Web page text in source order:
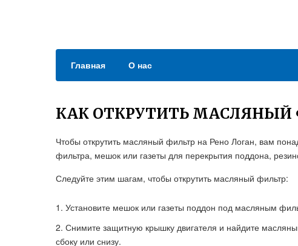
Главная О нас
КАК ОТКРУТИТЬ МАСЛЯНЫЙ
Чтобы открутить масляный фильтр на Рено Логан, вам
фильтра, мешок или газеты для перекрытия поддона,
Следуйте этим шагам, чтобы открутить масляный фильтр:
Установите мешок или газеты поддон под масляным
Снимите защитную крышку двигателя и найдите
сбоку или снизу.